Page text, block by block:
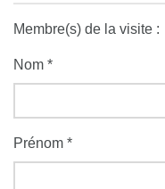
Membre(s) de la visite :
Nom *
Prénom *